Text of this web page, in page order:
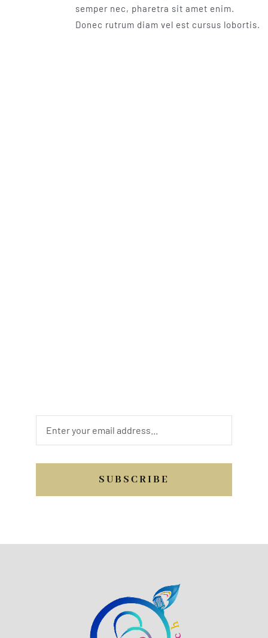
semper nec, pharetra sit amet enim.
Donec rutrum diam vel est cursus lobortis.
SUBSCRIBE